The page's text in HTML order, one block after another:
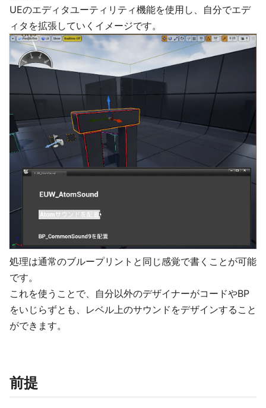
UEのエディタユーティリティ機能を使用し、自分でエデ
ィタを拡張していくイメージです。
処理は通常のブループリントと同じ感覚で書くことが可能
です。
これを使うことで、自分以外のデザイナーがコードやBP
をいじらずとも、レベル上のサウンドをデザインすること
ができます。
前提